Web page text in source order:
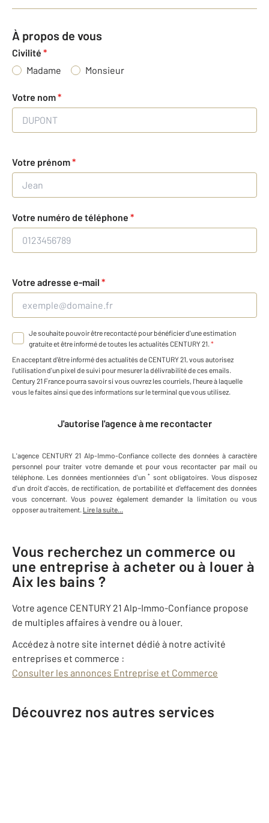
À propos de vous
Civilité *
Madame
Monsieur
Votre nom*
Votre prénom*
Votre numéro de téléphone *
Votre adresse e-mail *
Je souhaite pouvoir être recontacté pour bénéficier d'une estimation
gratuite et être informé de toutes les actualités CENTURY 21. *
En acceptant d'être informé des actualités de CENTURY 21, vous autorisez
l'utilisation d'un pixel de suivi pour mesurer la délivrabilité de ces emails.
Century 21 France pourra savoir si vous ouvrez les courriels, l'heure à laquelle
vous le faites ainsi que des informations sur le terminal que vous utilisez.
J'autorise l'agence à me recontacter
L'agence CENTURY 21 Alp-Immo-Confiance collecte des données à caractère
personnel pour traiter votre demande et pour vous recontacter par mail ou
téléphone. Les données mentionnées d'un * sont obligatoires. Vous disposez
d'un droit d'accès, de rectification, de portabilité et d'effacement des données
vous concernant. Vous pouvez également demander la limitation ou vous
opposer au traitement. Lire la suite...
Vous recherchez un commerce ou
une entreprise à acheter ou à louer à
Aix les bains ?
Votre agence CENTURY 21 Alp-Immo-Confiance propose
de multiples affaires à vendre ou à louer.
Accédez à notre site internet dédié à notre activité
entreprises et commerce :
Consulter les annonces Entreprise et Commerce
Découvrez nos autres services